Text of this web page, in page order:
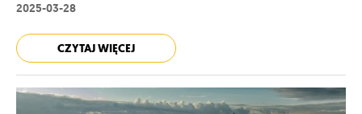
2025-03-28
CZYTAJ WIĘCEJ